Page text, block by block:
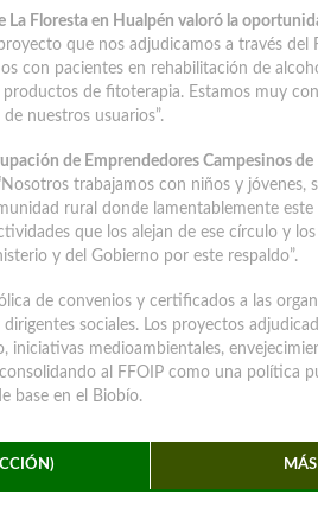
La Floresta en Hualpén valoró la
que nos adjudicamos a través del
con pacientes en rehabilitación de
de fitoterapia. Estamos muy
nuestros usuarios”.
de Emprendedores Campesinos de
Nosotros trabajamos con niños y jóvenes,
rural donde lamentablemente
que los alejan de ese círculo y
y del Gobierno por este respaldo”.
de convenios y certificados a las
sociales. Los proyectos
iniciativas medioambientales,
al FFOIP como una política
base en el Biobío.